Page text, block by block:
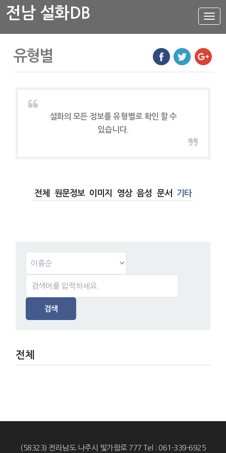
설
화
메
전남 설화DB
설화DB
통합검색
유형별
설화의 모든 정보를 유형별로 확인 할 수
있습니다.
전체 원문정보 이미지 영상 음성 문서 기타
검색
전체
(58323) 전라남도 나주시 빛가람로 777 Tel : 061-339-6925